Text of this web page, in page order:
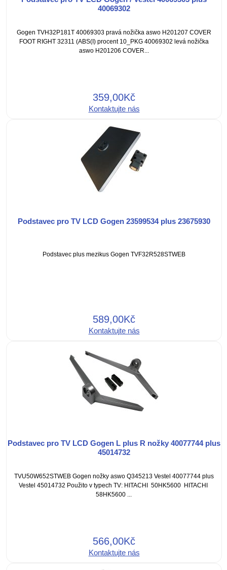
40069302
Gogen TVH32P181T 40069303 pravá nožička aswo H201207 COVER
FOOT RIGHT 32311 (ABS(I) procent 10_PKG 40069302 levá nožička
aswo H201206 COVER...
359,00Kč
Kontaktujte nás
Podstavec pro TV LCD Gogen 23599534 plus 23675930
Podstavec plus mezikus Gogen TVF32R528STWEB
589,00Kč
Kontaktujte nás
Podstavec pro TV LCD Gogen L plus R nožky 40077744 plus
45014732
TVU50W652STWEB Gogen nožky aswo Q345213 Vestel 40077744 plus
Vestel 45014732 Použito v typech TV: HITACHI 50HK5600 HITACHI
58HK5600 ...
566,00Kč
Kontaktujte nás